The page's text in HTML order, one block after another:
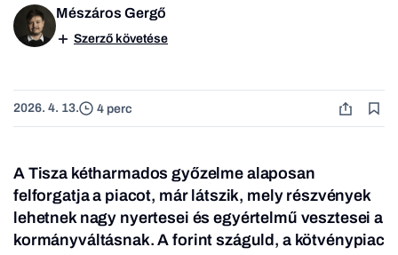
Mészáros Gergő
Szerző követése
2026. 4. 13. 4 perc
A Tisza kétharmados győzelme alaposan
felforgatja a piacot, már látszik, mely részvények
lehetnek nagy nyertesei és egyértelmű vesztesei a
kormányváltásnak. A forint száguld, a kötvénypiac